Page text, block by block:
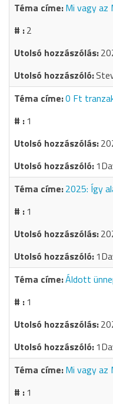
Mi vagy az
2
0 Ft
1
2025: Így
1
Áldott
1
Mi vagy az
1